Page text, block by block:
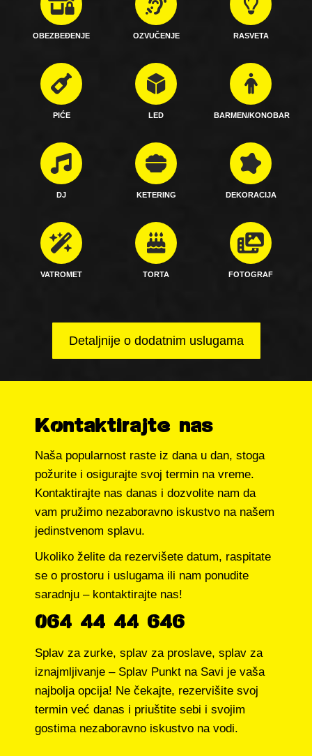
OBEZBEĐENJE OZVUČENJE RASVETA
PIĆE LED BARMEN/KONOBAR
DJ KETERING DEKORACIJA
VATROMET TORTA FOTOGRAF
Detaljnije o dodatnim uslugama
Kontaktirajte nas
Naša popularnost raste iz dana u dan, stoga
požurite i osigurajte svoj termin na vreme.
Kontaktirajte nas danas i dozvolite nam da
vam pružimo nezaboravno iskustvo na našem
jedinstvenom splavu.
Ukoliko želite da rezervišete datum, raspitate
se o prostoru i uslugama ili nam ponudite
saradnju – kontaktirajte nas!
064 44 44 646
Splav za zurke, splav za proslave, splav za
iznajmljivanje – Splav Punkt na Savi je vaša
najbolja opcija! Ne čekajte, rezervišite svoj
termin već danas i priuštite sebi i svojim
gostima nezaboravno iskustvo na vodi.